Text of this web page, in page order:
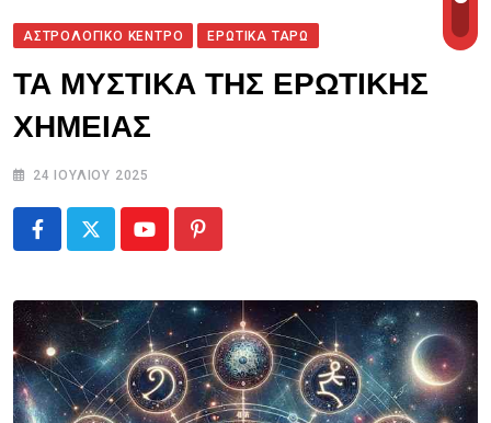
ΑΣΤΡΟΛΟΓΙΚΟ ΚΕΝΤΡΟ ΕΡΩΤΙΚΑ ΤΑΡΩ
ΤΑ ΜΥΣΤΙΚΑ ΤΗΣ ΕΡΩΤΙΚΗΣ
ΧΗΜΕΙΑΣ
24 ΙΟΥΛΊΟΥ 2025
YoutubePinterest